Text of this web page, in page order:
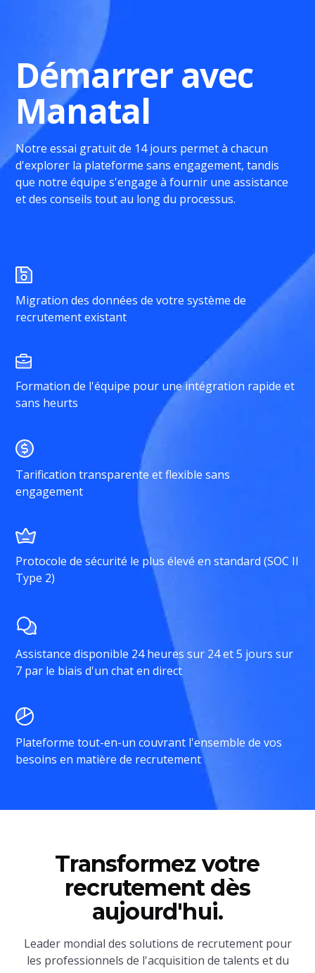
Démarrer avec
Manatal
Notre essai gratuit de 14 jours permet à chacun
d'explorer la plateforme sans engagement, tandis
que notre équipe s'engage à fournir une assistance
et des conseils tout au long du processus.
Migration des données de votre système de
recrutement existant
Formation de l'équipe pour une intégration rapide et
sans heurts
Tarification transparente et flexible sans
engagement
Protocole de sécurité le plus élevé en standard (SOC II
Type 2)
Assistance disponible 24 heures sur 24 et 5 jours sur
7 par le biais d'un chat en direct
Plateforme tout-en-un couvrant l'ensemble de vos
besoins en matière de recrutement
Transformez votre
recrutement dès
aujourd'hui.
Leader mondial des solutions de recrutement pour
les professionnels de l'acquisition de talents et du